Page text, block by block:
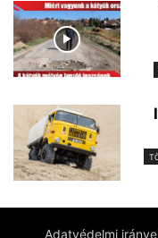
Adatvédelmi